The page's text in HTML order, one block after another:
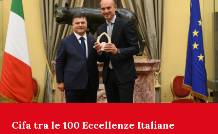
Cifa tra le 100 Eccellenze Italiane